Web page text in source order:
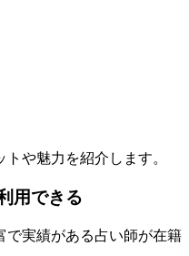
や魅力を紹介します。
用できる
で実績がある占い師が在籍